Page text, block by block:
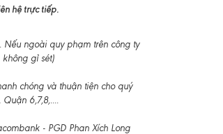
hệ trực tiếp.
ngoài quy phạm trên công ty
gỉ sét)
chóng và thuận tiện cho quý
6,7,8,....
- PGD Phan Xích Long